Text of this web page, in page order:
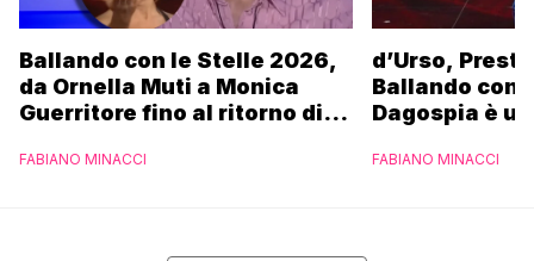
Ballando con le Stelle 2026,
da Ornella Muti a Monica
Guerritore fino al ritorno di
l’esclusiva di Gabriele
FABIANO MINACCI
d’Urso,
Ballando con
Dagospia è
FABIANO MINACCI